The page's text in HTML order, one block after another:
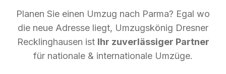
Planen Sie einen Umzug nach Parma? Egal wo
die neue Adresse liegt, Umzugskönig Dresner
Recklinghausen ist Ihr zuverlässiger Partner
für nationale & internationale Umzüge.